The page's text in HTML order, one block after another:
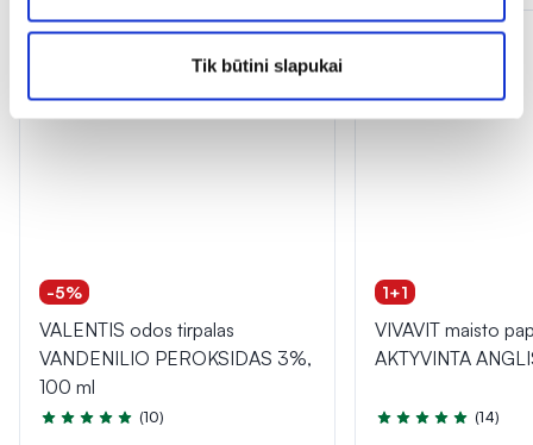
Tik būtini slapukai
-5%
VALENTIS odos tirpalas
VANDENILIO PEROKSIDAS 3%,
100 ml
Įvertinimas 4.7 iš 5
(10)
1+1
VIVAVIT maisto
AKTYVINTA
Įvertinimas 5.0 iš 5
(14)